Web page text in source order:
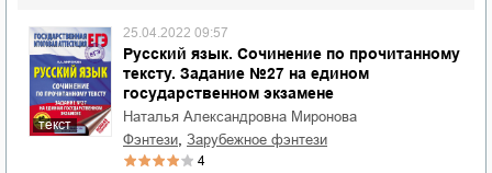
текст
Русский язык. Сочинение по прочитанному
тексту. Задание №27 на едином
государственном экзамене
25.04.2022 09:57
Наталья Александровна Миронова
фэнтези
зарубежное фэнтези
4